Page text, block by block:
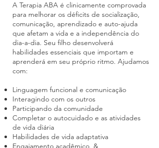
A Terapia ABA é clinicamente comprovada
para melhorar os déficits de socialização,
comunicação, aprendizado e auto-ajuda
que afetam a vida e a independência do
dia-a-dia. Seu filho desenvolverá
habilidades essenciais que importam e
aprenderá em seu próprio ritmo. Ajudamos
com:
Linguagem funcional e comunicação
Interagindo com os outros
Participando da comunidade
Completar o autocuidado e as atividades
de vida diária
Habilidades de vida adaptativa
Engajamento acadêmico, &